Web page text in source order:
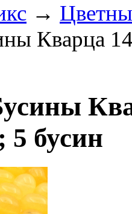
→
Кварца
бусин